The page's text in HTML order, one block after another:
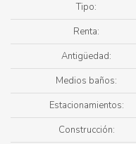
Tipo:
Renta:
Antigüedad:
Medios baños:
Estacionamientos:
Construcción: